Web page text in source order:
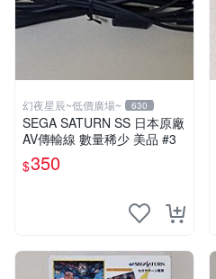
幻夜星辰~低價廣場~ 630
SEGA SATURN SS 日本原廠
AV傳輸線 數量稀少 美品 #3
$350